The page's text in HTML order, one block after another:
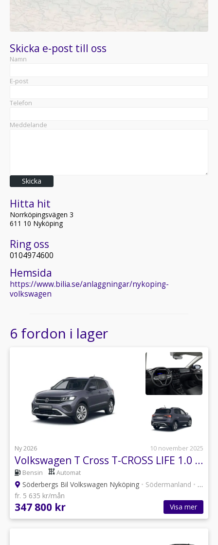
Skicka e-post till oss
Namn
E-post
Telefon
Meddelande
Skicka
Hitta hit
Norrköpingsvägen 3
611 10 Nyköping
Ring oss
0104974600
Hemsida
https://www.bilia.se/anlaggningar/nykoping-
volkswagen
6 fordon i lager
Ny 2026 10 november 2025
Volkswagen T Cross T-CROSS LIFE 1.0 TSI 115 HK DSG7
Bensin Automat
Söderbergs Bil Volkswagen Nyköping • Södermanland •
fr. 5 635 kr/mån
347 800 kr Visa mer